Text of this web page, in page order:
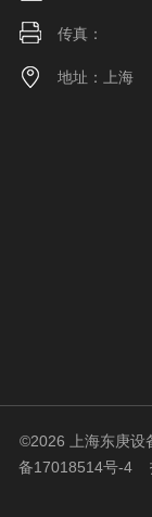
传真：
地址：上海
©2026 上海东庚
备17018514号-4